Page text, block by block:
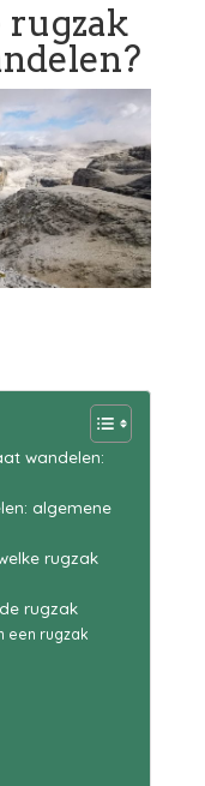
wandelen:
algemene
rugzak
rugzak
een rugzak